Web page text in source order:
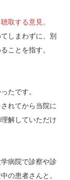
取する意見。
しまわずに、別
ことを指す。
たです。
れてから当院に
解していただけ
病院で診察や診
の患者さんと。